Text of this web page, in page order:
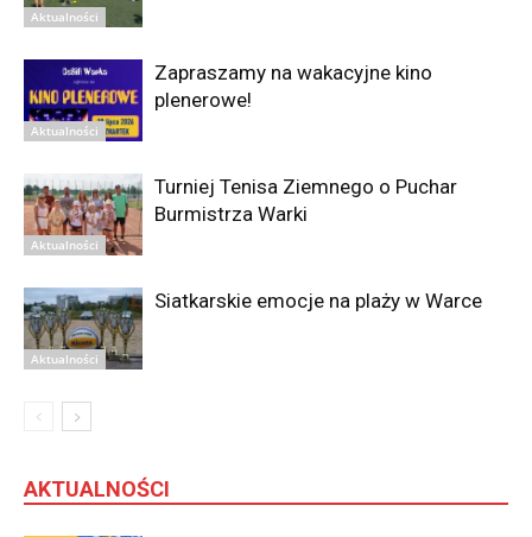
Aktualności
Aktualności
Zapraszamy na wakacyjne kino
plenerowe!
Aktualności
Turniej Tenisa Ziemnego o Puchar
Burmistrza Warki
Aktualności
Siatkarskie emocje na plaży w Warce
AKTUALNOŚCI